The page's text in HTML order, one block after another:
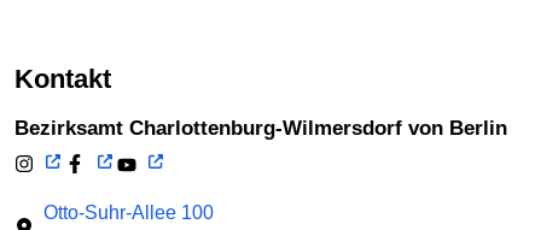
Kontakt
Bezirksamt Charlottenburg-Wilmersdorf von Berlin
Otto-Suhr-Allee 100